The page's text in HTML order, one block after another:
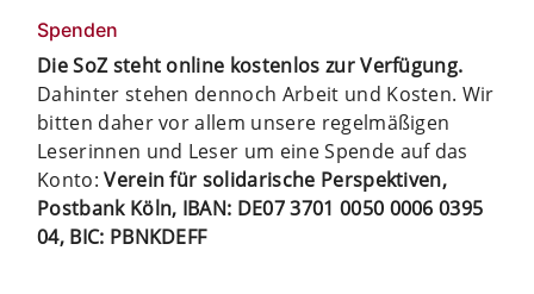
Spenden
Die SoZ steht online kostenlos zur Verfügung.
Dahinter stehen dennoch Arbeit und Kosten. Wir
bitten daher vor allem unsere regelmäßigen
Leserinnen und Leser um eine Spende auf das
Konto:Verein für solidarische Perspektiven,
Postbank Köln, IBAN: DE07 3701 0050 0006 0395
04, BIC: PBNKDEFF